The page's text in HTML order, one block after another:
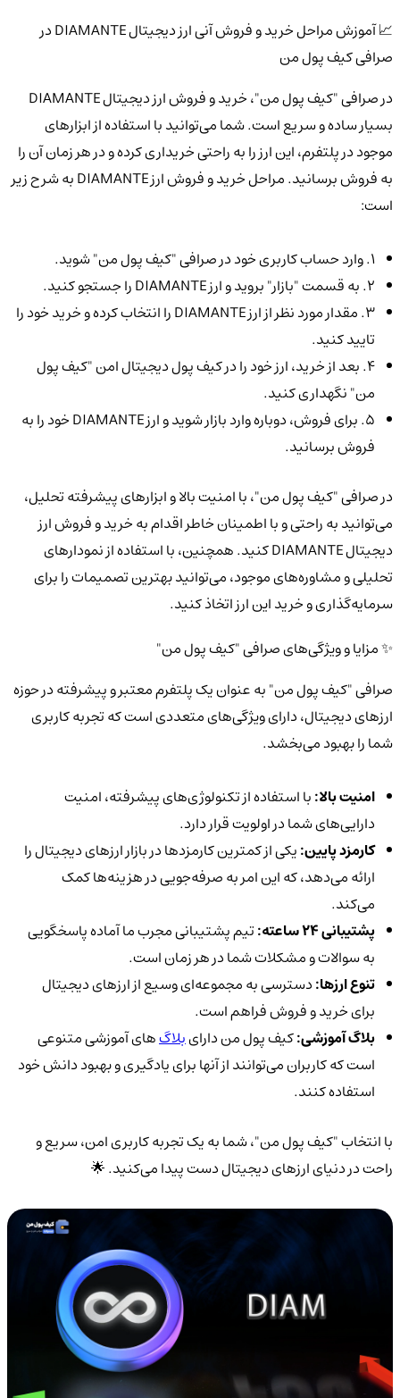
📈 آموزش مراحل خرید و فروش آنی ارز دیجیتال DIAMANTE در
صرافی کیف پول من
در صرافی "کیف پول من"، خرید و فروش ارز دیجیتال DIAMANTE
بسیار ساده و سریع است. شما می‌توانید با استفاده از ابزارهای
موجود در پلتفرم، این ارز را به راحتی خریداری کرده و در هر زمان آن را
به فروش برسانید. مراحل خرید و فروش ارز DIAMANTE به شرح زیر
است:
3. مقدار مورد نظر از ارز DIAMANTE را انتخاب کرده و خرید خود را
تایید کنید.
4. بعد از خرید، ارز خود را در کیف پول دیجیتال امن "کیف پول
من" نگهداری کنید.
5. برای فروش، دوباره وارد بازار شوید و ارز DIAMANTE خود را به
فروش برسانید.
در صرافی "کیف پول من"، با امنیت بالا و ابزارهای پیشرفته تحلیل،
می‌توانید به راحتی و با اطمینان خاطر اقدام به خرید و فروش ارز
دیجیتال DIAMANTE کنید. همچنین، با استفاده از نمودارهای
تحلیلی و مشاوره‌های موجود، می‌توانید بهترین تصمیمات را برای
سرمایه‌گذاری و خرید این ارز اتخاذ کنید.
✨ مزایا و ویژگی‌های صرافی "کیف پول من"
صرافی "کیف پول من" به عنوان یک پلتفرم معتبر و پیشرفته در حوزه
ارزهای دیجیتال، دارای ویژگی‌های متعددی است که تجربه کاربری
شما را بهبود می‌بخشد.
امنیت بالا:با استفاده از تکنولوژی‌های پیشرفته، امنیت
دارایی‌های شما در اولویت قرار دارد.
کارمزد پایین:یکی از کمترین کارمزدها در بازار ارزهای دیجیتال را
ارائه می‌دهد، که این امر به صرفه‌جویی در هزینه‌ها کمک
می‌کند.
پشتیبانی 24 ساعته:
تیم پشتیبانی مجرب ما آماده پاسخگویی
به سوالات و مشکلات شما در هر زمان است.
تنوع ارزها:دسترسی به مجموعه‌ای وسیع از ارزهای دیجیتال
برای خرید و فروش فراهم است.
بلاگ آموزشی:کیف پول من دارایبلاگ‌های آموزشی متنوعی
است که کاربران می‌توانند از آنها برای یادگیری و بهبود دانش خود
استفاده کنند.
با انتخاب "کیف پول من"، شما به یک تجربه کاربری امن، سریع و
راحت در دنیای ارزهای دیجیتال دست پیدا می‌کنید. 🌟